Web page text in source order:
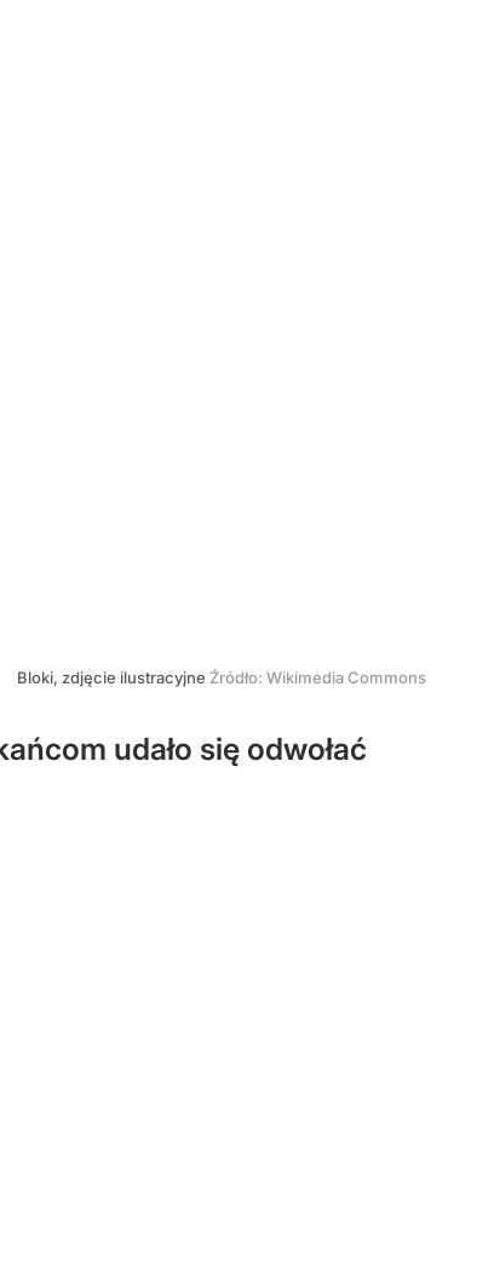
Bloki, zdjęcie ilustracyjne Źródło: Wikimedia Commons
udało się odwołać